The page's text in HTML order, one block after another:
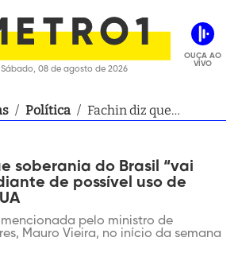
Sábado, 08 de agosto de 2026
OUÇA AO
VIVO
/ Política / Fachin diz que
de possível uso de
força pelos EUA
soberania do Brasil “vai
de possível uso de
pelo ministro de
Mauro Vieira, no início da semana